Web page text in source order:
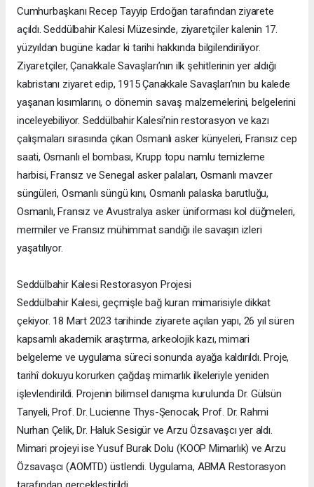
Cumhurbaşkanı Recep Tayyip Erdoğan tarafından ziyarete
açıldı. Seddülbahir Kalesi Müzesinde, ziyaretçiler kalenin 17.
yüzyıldan bugüne kadar ki tarihi hakkında bilgilendiriliyor.
Ziyaretçiler, Çanakkale Savaşları’nın ilk şehitlerinin yer aldığı
kabristanı ziyaret edip, 1915 Çanakkale Savaşları’nın bu kalede
yaşanan kısımlarını, o dönemin savaş malzemelerini, belgelerini
inceleyebiliyor. Seddülbahir Kalesi’nin restorasyon ve kazı
çalışmaları sırasında çıkan Osmanlı asker künyeleri, Fransız cep
saati, Osmanlı el bombası, Krupp topu namlu temizleme
harbisi, Fransız ve Senegal asker palaları, Osmanlı mavzer
süngüleri, Osmanlı süngü kını, Osmanlı palaska barutluğu,
Osmanlı, Fransız ve Avustralya asker üniforması kol düğmeleri,
mermiler ve Fransız mühimmat sandığı ile savaşın izleri
yaşatılıyor.
Seddülbahir Kalesi Restorasyon Projesi
Seddülbahir Kalesi, geçmişle bağ kuran mimarisiyle dikkat
çekiyor. 18 Mart 2023 tarihinde ziyarete açılan yapı, 26 yıl süren
kapsamlı akademik araştırma, arkeolojik kazı, mimari
belgeleme ve uygulama süreci sonunda ayağa kaldırıldı. Proje,
tarihî dokuyu korurken çağdaş mimarlık ilkeleriyle yeniden
işlevlendirildi. Projenin bilimsel danışma kurulunda Dr. Gülsün
Tanyeli, Prof. Dr. Lucienne Thys-Şenocak, Prof. Dr. Rahmi
Nurhan Çelik, Dr. Haluk Sesigür ve Arzu Özsavaşcı yer aldı.
Mimari projeyi ise Yusuf Burak Dolu (KOOP Mimarlık) ve Arzu
Özsavaşcı (AOMTD) üstlendi. Uygulama, ABMA Restorasyon